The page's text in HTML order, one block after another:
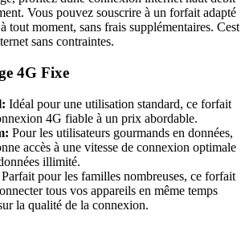
Vous pouvez souscrire à un forfait adapté
tout moment, sans frais supplémentaires. Cest
sans contraintes.
4G Fixe
Idéal pour une utilisation standard, ce forfait
4G fiable à un prix abordable.
Pour les utilisateurs gourmands en données,
accès à une vitesse de connexion optimale
illimité.
Parfait pour les familles nombreuses, ce forfait
tous vos appareils en même temps
la qualité de la connexion.